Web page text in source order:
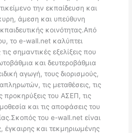
την εκπαίδευση και
άμεση και υπεύθυνη
κοινότητας.Από
το e-wall.net καλύπτει
σημαντικές εξελίξεις που
και δευτεροβάθμια
αγωγή, τους διορισμούς,
τις μεταθέσεις, τις
προκηρύξεις του ΑΣΕΠ, τις
και τις αποφάσεις του
του e-wall.net είναι
έγκαιρης και τεκμηριωμένης